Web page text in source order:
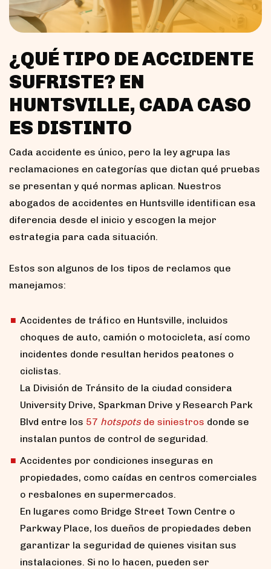
¿QUÉ TIPO DE ACCIDENTE
SUFRISTE? EN
HUNTSVILLE, CADA CASO
ES DISTINTO
Cada accidente es único, pero la ley agrupa las
reclamaciones en categorías que dictan qué pruebas
se presentan y qué normas aplican. Nuestros
abogados de accidentes en Huntsville identifican esa
diferencia desde el inicio y escogen la mejor
estrategia para cada situación.
Estos son algunos de los tipos de reclamos que
manejamos:
Accidentes de tráfico en Huntsville, incluidos
choques de auto, camión o motocicleta, así como
incidentes donde resultan heridos peatones o
ciclistas.
La División de Tránsito de la ciudad considera
University Drive, Sparkman Drive y Research Park
Blvd entre los 57 hotspotsde siniestros donde se
instalan puntos de control de seguridad.
Accidentes por condiciones inseguras en
propiedades, como caídas en centros comerciales
o resbalones en supermercados.
En lugares como Bridge Street Town Centre o
Parkway Place, los dueños de propiedades deben
garantizar la seguridad de quienes visitan sus
instalaciones. Si no lo hacen, pueden ser